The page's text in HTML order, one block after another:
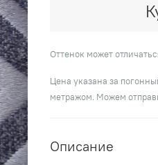
Оттенок может
Цена указана за
метражом. Можем
Описание